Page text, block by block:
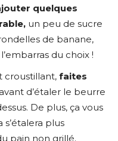
quelques
un peu de sucre
de banane,
du choix !
croustillant, faites
avant d’étaler le beurre
De plus, ça vous
plus
pain non grillé.